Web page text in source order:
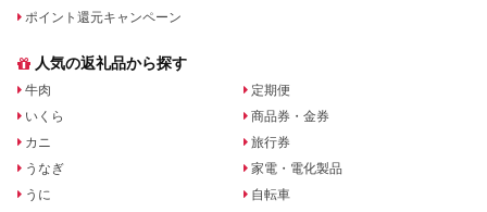
ポイント還元キャンペーン
人気の返礼品から探す
牛肉
いくら
カニ
うなぎ
うに
定期便
商品券・金券
旅行券
家電・電化製品
自転車